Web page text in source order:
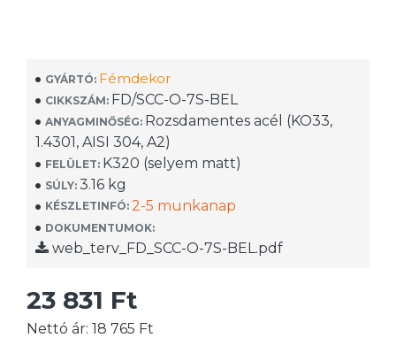
GYÁRTÓ: Fémdekor
CIKKSZÁM: FD/SCC-O-7S-BEL
ANYAGMINŐSÉG: Rozsdamentes acél (KO33,
1.4301, AISI 304, A2)
FELÜLET: K320 (selyem matt)
SÚLY: 3.16 kg
KÉSZLETINFÓ: 2-5 munkanap
DOKUMENTUMOK:
web_terv_FD_SCC-O-7S-BEL.pdf
23 831 Ft
Nettó ár: 18 765 Ft